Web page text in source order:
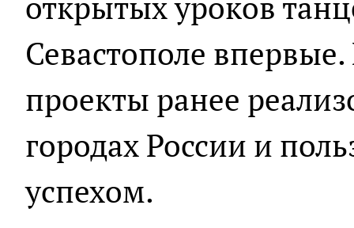
Севастополе
проекты ранее
городах России и
успехом.